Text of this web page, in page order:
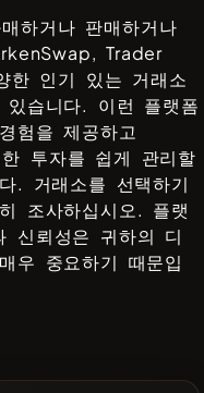
하거나 판매하거나
Trader
한 인기 있는 거래소
습니다. 이런 플랫폼
험을 제공하고
투자를 쉽게 관리할
. 거래소를 선택하기
조사하십시오. 플랫
신뢰성은 귀하의 디
우 중요하기 때문입